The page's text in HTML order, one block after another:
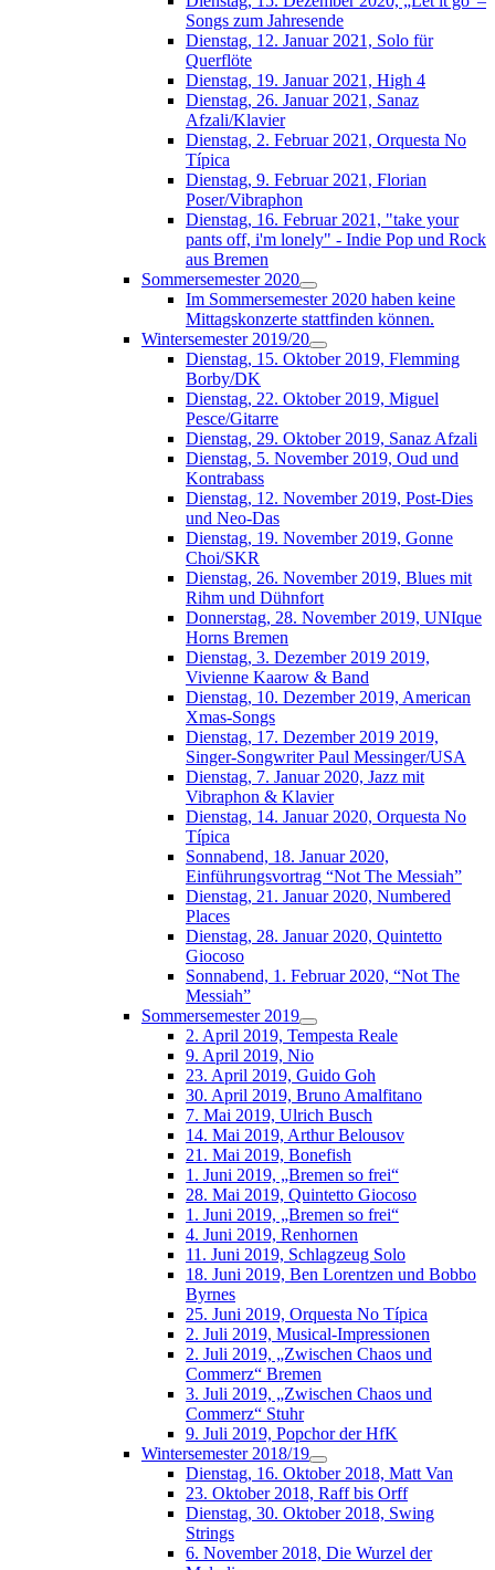
Songs zum Jahresende
Dienstag, 12. Januar 2021, Solo für
Querflöte
Dienstag, 19. Januar 2021, High 4
Dienstag, 26. Januar 2021, Sanaz
Afzali/Klavier
Dienstag, 2. Februar 2021, Orquesta No
Típica
Dienstag, 9. Februar 2021, Florian
Poser/Vibraphon
Dienstag, 16. Februar 2021, "take your
pants off, i'm lonely" - Indie Pop und Rock
aus Bremen
Sommersemester 2020
Im Sommersemester 2020 haben keine
Mittagskonzerte stattfinden können.
Wintersemester 2019/20
Dienstag, 15. Oktober 2019, Flemming
Borby/DK
Dienstag, 22. Oktober 2019, Miguel
Pesce/Gitarre
Dienstag, 29. Oktober 2019, Sanaz Afzali
Dienstag, 5. November 2019, Oud und
Kontrabass
Dienstag, 12. November 2019, Post-Dies
und Neo-Das
Dienstag, 19. November 2019, Gonne
Choi/SKR
Dienstag, 26. November 2019, Blues mit
Rihm und Dühnfort
Donnerstag, 28. November 2019, UNIque
Horns Bremen
Dienstag, 3. Dezember 2019 2019,
Vivienne Kaarow & Band
Dienstag, 10. Dezember 2019, American
Xmas-Songs
Dienstag, 17. Dezember 2019 2019,
Singer-Songwriter Paul Messinger/USA
Dienstag, 7. Januar 2020, Jazz mit
Vibraphon & Klavier
Dienstag, 14. Januar 2020, Orquesta No
Típica
Sonnabend, 18. Januar 2020,
Einführungsvortrag “Not The Messiah”
Dienstag, 21. Januar 2020, Numbered
Places
Dienstag, 28. Januar 2020, Quintetto
Giocoso
Sonnabend, 1. Februar 2020, “Not The
Messiah”
Sommersemester 2019
2. April 2019, Tempesta Reale
9. April 2019, Nio
23. April 2019, Guido Goh
30. April 2019, Bruno Amalfitano
7. Mai 2019, Ulrich Busch
14. Mai 2019, Arthur Belousov
21. Mai 2019, Bonefish
1. Juni 2019, „Bremen so frei“
28. Mai 2019, Quintetto Giocoso
1. Juni 2019, „Bremen so frei“
4. Juni 2019, Renhornen
11. Juni 2019, Schlagzeug Solo
18. Juni 2019, Ben Lorentzen und Bobbo
Byrnes
25. Juni 2019, Orquesta No Típica
2. Juli 2019, Musical-Impressionen
2. Juli 2019, „Zwischen Chaos und
Commerz“ Bremen
3. Juli 2019, „Zwischen Chaos und
Commerz“ Stuhr
9. Juli 2019, Popchor der HfK
Wintersemester 2018/19
Dienstag, 16. Oktober 2018, Matt Van
23. Oktober 2018, Raff bis Orff
Dienstag, 30. Oktober 2018, Swing
Strings
6. November 2018, Die Wurzel der